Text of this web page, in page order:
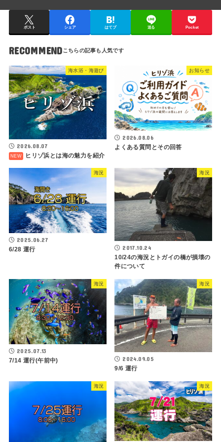
ポスト シェア はてブ 送る Pocket
RECOMMEND
海水浴・海遊び
2026.08.07
ヒリゾ浜とは海の魅力を紹介
お知らせ
2026.08.06
よくある質問とその回答
海況
2025.06.27
6/28 運行
海況
2017.10.24
10/24の海況とトガイの橋が損壊の
件について
海況
2025.07.13
7/14 運行(午前中)
海況
2024.09.05
9/6 運行
海況 海況